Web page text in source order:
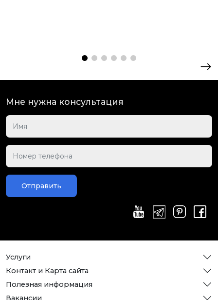
Мне нужна консультация
Отправить
Услуги
Контакт и Карта сайта
Полезная информация
Вакансии